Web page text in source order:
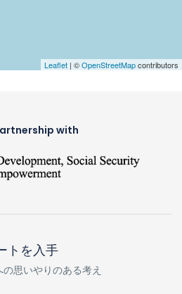
Leaflet | ©OpenStreetMapcontributors
with
トを入手
思いやりのある考え